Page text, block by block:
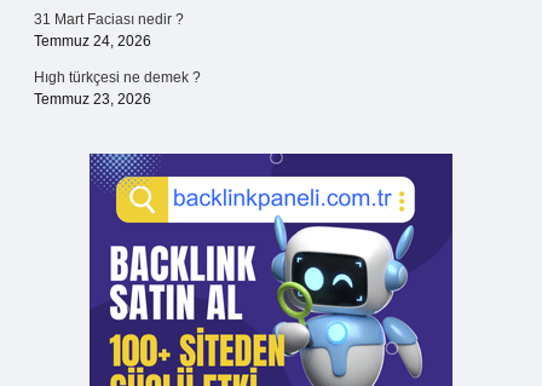
31 Mart Faciası nedir ?
Temmuz 24, 2026
Hıgh türkçesi ne demek ?
Temmuz 23, 2026